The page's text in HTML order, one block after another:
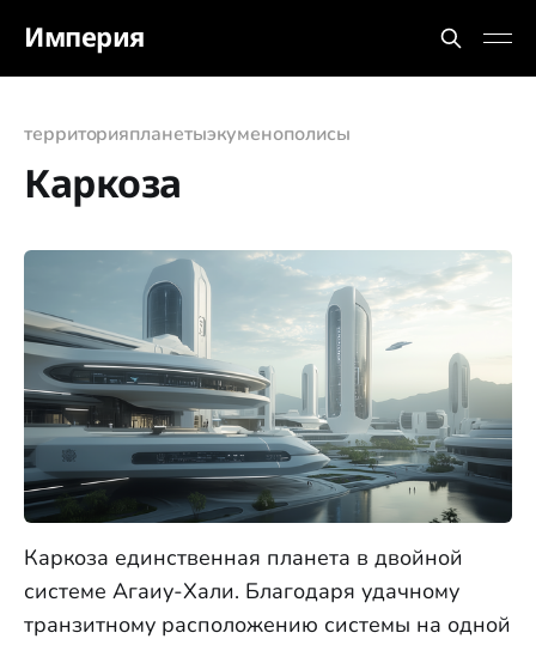
Империя
территорияпланетыэкуменополисы
Каркоза
Каркоза единственная планета в двойной
системе Агаиу-Хали. Благодаря удачному
транзитному расположению системы на одной